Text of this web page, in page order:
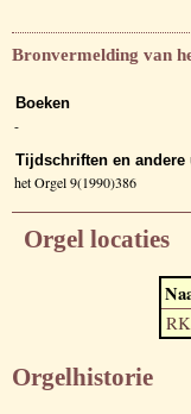
Bronvermelding van
Boeken
-
Tijdschriften en andere
het Orgel 9(1990)386
Orgel locaties
Orgelhistorie